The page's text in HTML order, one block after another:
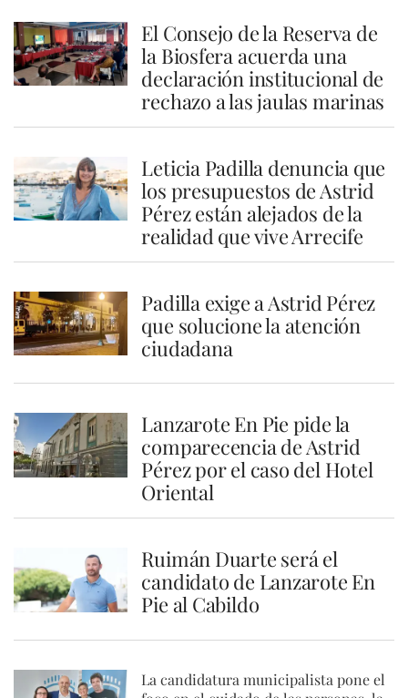
El Consejo de la Reserva de
la Biosfera acuerda una
declaración institucional de
rechazo a las jaulas marinas
Leticia Padilla denuncia que
los presupuestos de Astrid
Pérez están alejados de la
realidad que vive Arrecife
Padilla exige a Astrid Pérez
que solucione la atención
ciudadana
Lanzarote En Pie pide la
comparecencia de Astrid
Pérez por el caso del Hotel
Oriental
Ruimán Duarte será el
candidato de Lanzarote En
Pie al Cabildo
La candidatura municipalista pone el